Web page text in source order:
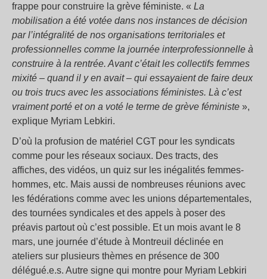
frappe pour construire la grève féministe. « La
mobilisation a été votée dans nos instances de décision
par l’intégralité de nos organisations territoriales et
professionnelles comme la journée interprofessionnelle à
construire à la rentrée. Avant c’était les collectifs femmes
mixité – quand il y en avait– qui essayaient de faire deux
ou trois trucs avec les associations féministes. Là c’est
vraiment porté eton a voté le terme de grève féministe »,
explique Myriam Lebkiri.
D’où la profusion de matériel CGT pour les syndicats
comme pour les réseaux sociaux. Des tracts, des
affiches, des vidéos, un quiz sur les inégalités femmes-
hommes, etc. Mais aussi de nombreuses réunions avec
les fédérations comme avec les unions départementales,
des tournées syndicales et des appels à poser des
préavis partout où c’est possible. Et un mois avant le 8
mars, une journée d’étude à Montreuil déclinée en
ateliers sur plusieurs thèmes en présence de 300
délégué.e.s. Autre signe qui montre pour Myriam Lebkiri